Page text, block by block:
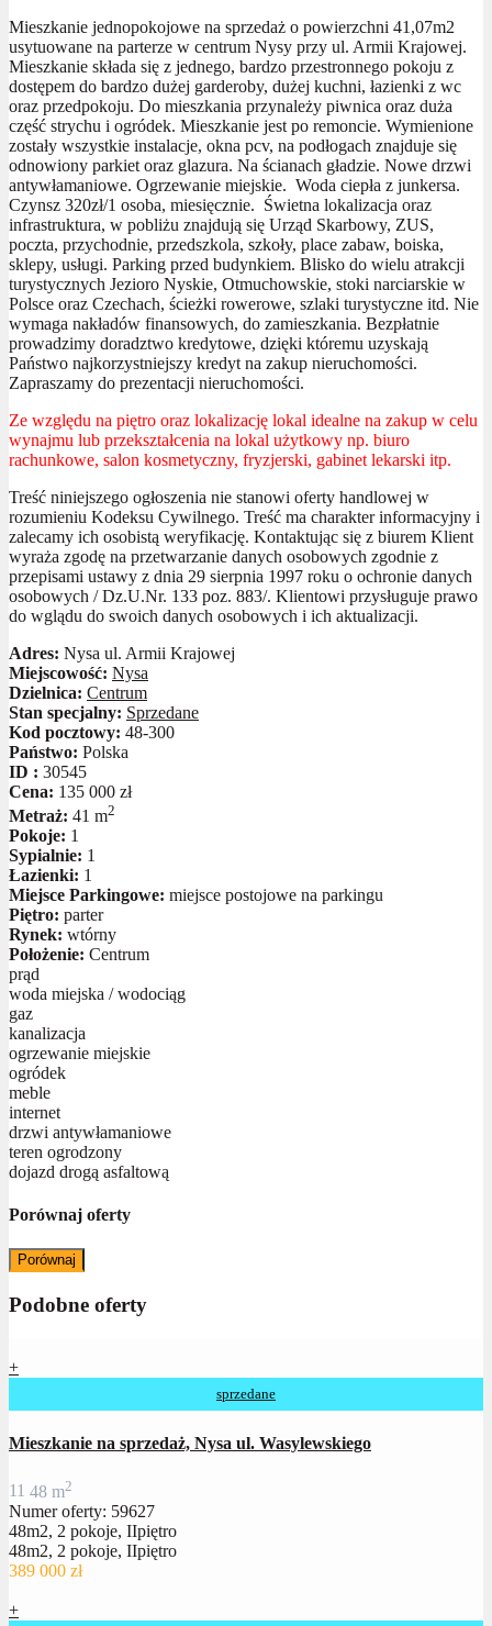
Mieszkanie jednopokojowe na sprzedaż o powierzchni 41,07m2
usytuowane na parterze w centrum Nysy przy ul. Armii Krajowej.
Mieszkanie składa się z jednego, bardzo przestronnego pokoju z
dostępem do bardzo dużej garderoby, dużej kuchni, łazienki z wc
oraz przedpokoju. Do mieszkania przynależy piwnica oraz duża
część strychu i ogródek. Mieszkanie jest po remoncie. Wymienione
zostały wszystkie instalacje, okna pcv, na podłogach znajduje się
odnowiony parkiet oraz glazura. Na ścianach gładzie. Nowe drzwi
antywłamaniowe. Ogrzewanie miejskie. Woda ciepła z junkersa.
Czynsz 320zł/1 osoba, miesięcznie. Świetna lokalizacja oraz
infrastruktura, w pobliżu znajdują się Urząd Skarbowy, ZUS,
poczta, przychodnie, przedszkola, szkoły, place zabaw, boiska,
sklepy, usługi. Parking przed budynkiem. Blisko do wielu atrakcji
turystycznych Jezioro Nyskie, Otmuchowskie, stoki narciarskie w
Polsce oraz Czechach, ścieżki rowerowe, szlaki turystyczne itd. Nie
wymaga nakładów finansowych, do zamieszkania. Bezpłatnie
prowadzimy doradztwo kredytowe, dzięki któremu uzyskają
Państwo najkorzystniejszy kredyt na zakup nieruchomości.
Zapraszamy do prezentacji nieruchomości.
Ze względu na piętro oraz lokalizację lokal idealne na zakup w celu
wynajmu lub przekształcenia na lokal użytkowy np. biuro
rachunkowe, salon kosmetyczny, fryzjerski, gabinet lekarski itp.
Treść niniejszego ogłoszenia nie stanowi oferty handlowej w
rozumieniu Kodeksu Cywilnego. Treść ma charakter informacyjny i
zalecamy ich osobistą weryfikację. Kontaktując się z biurem Klient
wyraża zgodę na przetwarzanie danych osobowych zgodnie z
przepisami ustawy z dnia 29 sierpnia 1997 roku o ochronie danych
osobowych / Dz.U.Nr. 133 poz. 883/. Klientowi przysługuje prawo
do wglądu do swoich danych osobowych i ich aktualizacji.
Adres: Nysa ul. Armii Krajowej
Miejscowość: Nysa
Dzielnica: Centrum
Stan specjalny: Sprzedane
Kod pocztowy: 48-300
Państwo: Polska
ID : 30545
Cena: 135 000 zł
Metraż: 41 m2
Pokoje: 1
Sypialnie: 1
Łazienki: 1
Miejsce Parkingowe: miejsce postojowe na parkingu
Piętro: parter
Rynek: wtórny
Położenie: Centrum
prąd
woda miejska / wodociąg
gaz
kanalizacja
ogrzewanie miejskie
ogródek
meble
internet
drzwi antywłamaniowe
teren ogrodzony
dojazd drogą asfaltową
Porównaj oferty
Porównaj
Podobne oferty
+
sprzedane
Mieszkanie na sprzedaż, Nysa ul. Wasylewskiego
11 48 m2
Numer oferty: 59627
48m2, 2 pokoje, IIpiętro
48m2, 2 pokoje, IIpiętro
389 000 zł
+